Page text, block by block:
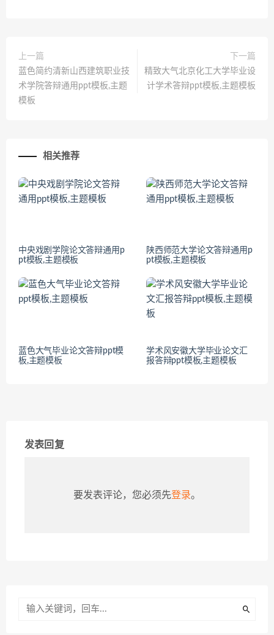
上一篇
蓝色简约清新山西建筑职业技
术学院答辩通用ppt模板,主题
模板
下一篇
精致大气北京化工大学毕业设
计学术答辩ppt模板,主题模板
相关推荐
中央戏剧学院论文答辩通用p
pt模板,主题模板
陕西师范大学论文答辩通用p
pt模板,主题模板
蓝色大气毕业论文答辩ppt模
板,主题模板
学术风安徽大学毕业论文汇
报答辩ppt模板,主题模板
发表回复
要发表评论，您必须先登录。